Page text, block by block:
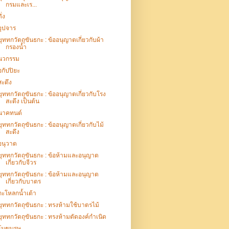
กรมและเร...
ง
ปจาร
ททกวัตถุขันธกะ : ข้ออนุญาตเกี่ยวกับผ้า
กรองน้ำ
วกรรม
กัปปิยะ
ะดึง
ททกวัตถุขันธกะ : ข้ออนุญาตเกี่ยวกับโรง
สะดึง เป็นต้น
าคทนต์
ททกวัตถุขันธกะ : ข้ออนุญาตเกี่ยวกับไม้
สะดึง
นุวาต
ททกวัตถุขันธกะ : ข้อห้ามและอนุญาต
เกี่ยวกับจีวร
ททกวัตถุขันธกะ : ข้อห้ามและอนุญาต
เกี่ยวกับบาตร
ะโหลกน้ำเต้า
ททกวัตถุขันธกะ : ทรงห้ามใช้บาตรไม้
ททกวัตถุขันธกะ : ทรงห้ามตัดองค์กำเนิด